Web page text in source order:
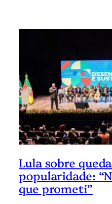
Lula sobre
popularidade:
que prometi”